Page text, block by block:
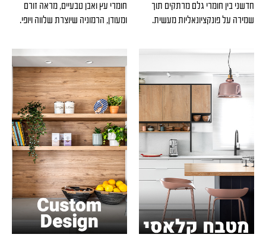
חדשני בין חומרי גלם מרתקים תוך
שמירה על פונקציונאליות מעשית.
חומרי עץ ואבן טבעיים, מראה זורם
ומעודן, הרמוניה שיוצרת שלווה ויופי.